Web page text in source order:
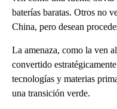
baterías baratas. Otros no
China, pero desean
La amenaza, como la ven
convertido
tecnologías y materias
una transición verde.